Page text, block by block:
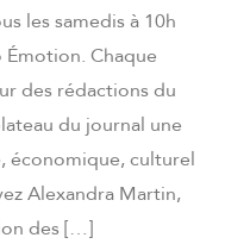
les samedis à 10h
Chaque
des rédactions du
du journal une
économique, culturel
Alexandra Martin,
des […]